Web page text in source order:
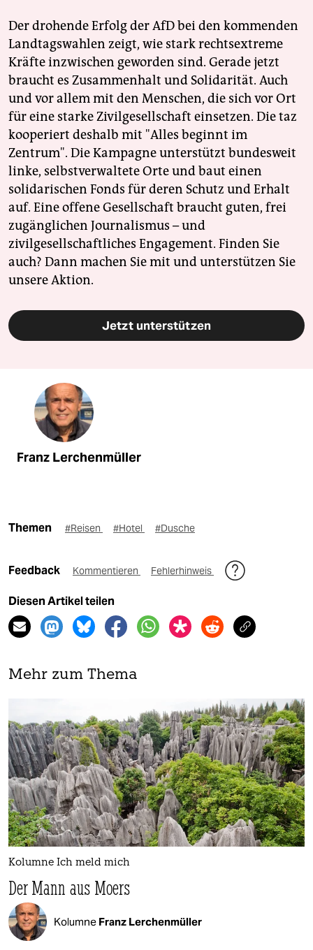
Der drohende Erfolg der AfD bei den kommenden
Landtagswahlen zeigt, wie stark rechtsextreme
Kräfte inzwischen geworden sind. Gerade jetzt
braucht es Zusammenhalt und Solidarität. Auch
und vor allem mit den Menschen, die sich vor Ort
für eine starke Zivilgesellschaft einsetzen. Die taz
kooperiert deshalb mit "Alles beginnt im
Zentrum". Die Kampagne unterstützt bundesweit
linke, selbstverwaltete Orte und baut einen
solidarischen Fonds für deren Schutz und Erhalt
auf. Eine offene Gesellschaft braucht guten, frei
zugänglichen Journalismus – und
zivilgesellschaftliches Engagement. Finden Sie
auch? Dann machen Sie mit und unterstützen Sie
unsere Aktion.
Jetzt unterstützen
Franz Lerchenmüller
Themen #Reisen #Hotel #Dusche
Feedback Kommentieren Fehlerhinweis
Diesen Artikel teilen
Mehr zum Thema
Kolumne Ich meld mich
Der Mann aus Moers
Kolumne Franz Lerchenmüller